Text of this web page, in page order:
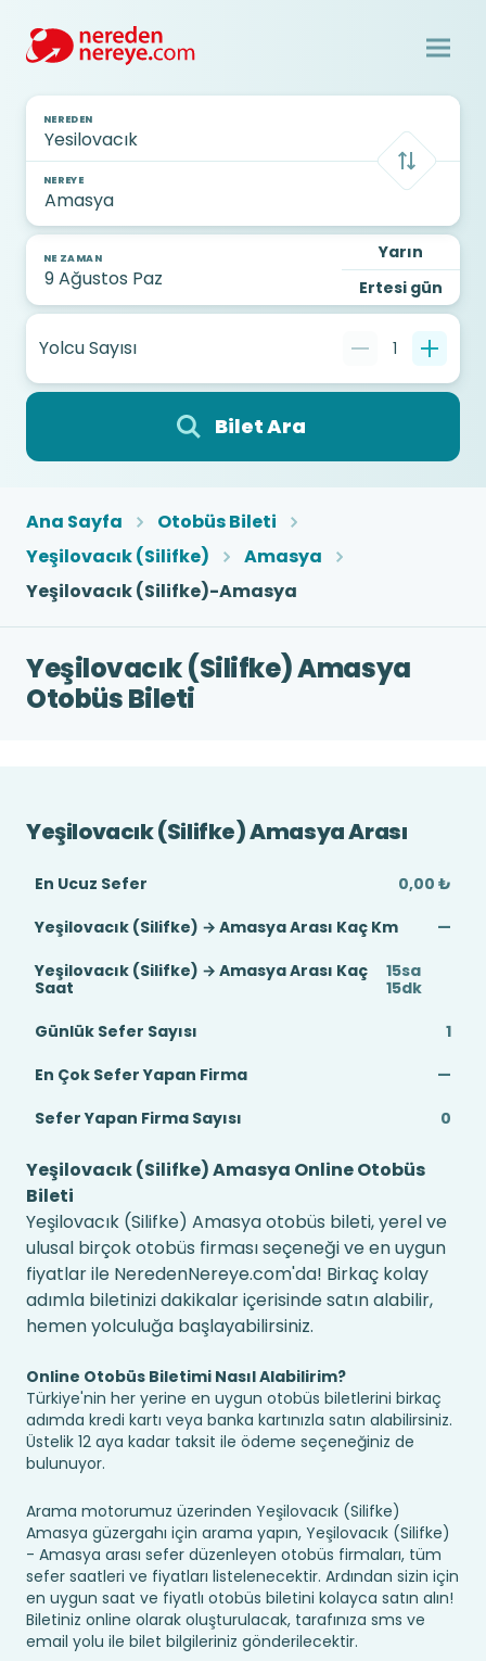
NEREDEN
NEREYE
NE ZAMAN
Yarın
Ertesi gün
Yolcu Sayısı 1
Bilet Ara
Ana Sayfa
Otobüs Bileti
Yeşilovacık (Silifke)
Amasya
Yeşilovacık (Silifke)-Amasya
Yeşilovacık (Silifke) Amasya
Otobüs Bileti
Yeşilovacık (Silifke) Amasya Arası
En Ucuz Sefer
0,00 ₺
Yeşilovacık (Silifke) → Amasya Arası Kaç Km
—
Yeşilovacık (Silifke) → Amasya Arası Kaç
Saat
15sa
15dk
Günlük Sefer Sayısı
1
En Çok Sefer Yapan Firma
—
Sefer Yapan Firma Sayısı
0
Yeşilovacık (Silifke) Amasya Online Otobüs
Bileti
Yeşilovacık (Silifke) Amasya otobüs bileti, yerel ve
ulusal birçok otobüs firması seçeneği ve en uygun
fiyatlar ile NeredenNereye.com'da! Birkaç kolay
adımla biletinizi dakikalar içerisinde satın alabilir,
hemen yolculuğa başlayabilirsiniz.
Online Otobüs Biletimi Nasıl Alabilirim?
Türkiye'nin her yerine en uygun otobüs biletlerini birkaç
adımda kredi kartı veya banka kartınızla satın alabilirsiniz.
Üstelik 12 aya kadar taksit ile ödeme seçeneğiniz de
bulunuyor.
Arama motorumuz üzerinden Yeşilovacık (Silifke)
Amasya güzergahı için arama yapın, Yeşilovacık (Silifke)
- Amasya arası sefer düzenleyen otobüs firmaları, tüm
sefer saatleri ve fiyatları listelenecektir. Ardından sizin için
en uygun saat ve fiyatlı otobüs biletini kolayca satın alın!
Biletiniz online olarak oluşturulacak, tarafınıza sms ve
email yolu ile bilet bilgileriniz gönderilecektir.